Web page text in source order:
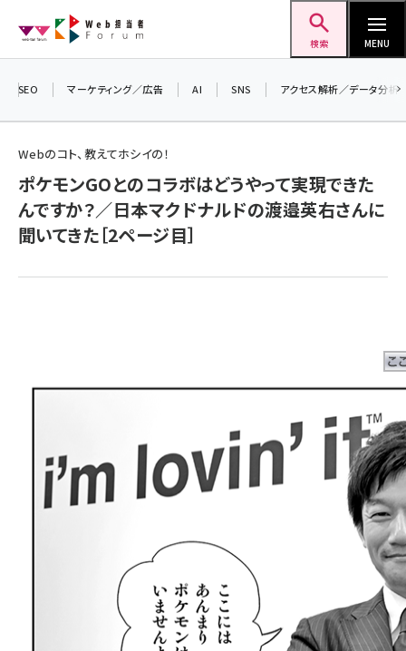
ン
検索 MENU
seo (3528)
ai (2811)
llmo (1166)
SEO マーケティング／広告 AI SNS アクセス解析／データ分析
Webのコト、教えてホシイの！
ポケモンGOとのコラボはどうやって実現できた
んですか？／日本マクドナルドの渡邉英右さんに
聞いてきた［2ページ目］
2026
▼申